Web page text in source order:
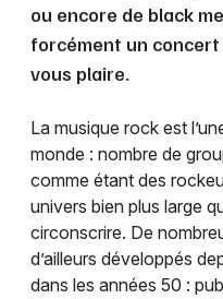
ou encore de black
forcément un concert
vous plaire.
La musique rock est
monde : nombre de
comme étant des
univers bien plus large
circonscrire. De
d’ailleurs développés
dans les années 50 :